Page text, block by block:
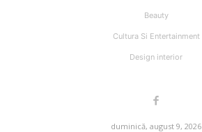
Beauty
Cultura Si Entertainment
Design interior
duminică, august 9, 2026